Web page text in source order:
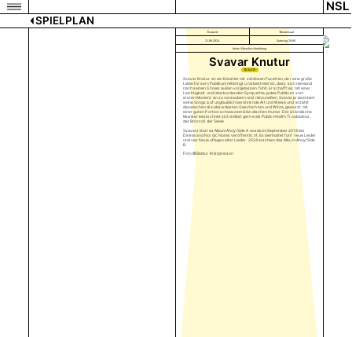
NSL
SPIELPLAN
Konzert Theatersaal
21.09.2024 Samstag 20:00
keine Altersbeschränkung
Svavar Knutur
TICKETS
Svavar Knútur ist ein Künstler mit zahllosen Facetten, der eine große
Liebe für sein Publikum mitbringt und bestrebt ist, dass sich niemand
nach seinen Shows außen vorgelassen fühlt. Er schafft es mit einer
Leichtigkeit und überbordenden Sympathie, jedes Publikum vom
ersten Moment an zu verzaubern und mitzureißen. Svavar präsentiert
seine Songs auf unglaublich berührende Art und Weise und erzählt
dazwischen die absurdesten Geschichten und Witze, gewürzt mit
einer guten Portion schwarzem isländischen Humor. Der isländische
Musiker bezeichnet sich selbst gerne als Public Health Troubadour,
der Broccoli der Seele.
Svavars letztes Album Ahoy! Side A wurde im September 2018 bei
Dimma and Nordic Notes veröffentlicht. Es beinhaltet fünf neue Lieder
und vier Neuauflagen alter Lieder. 2024 erschien das Album Ahoy! Side
B.
Foto © Baldur Kristjansson